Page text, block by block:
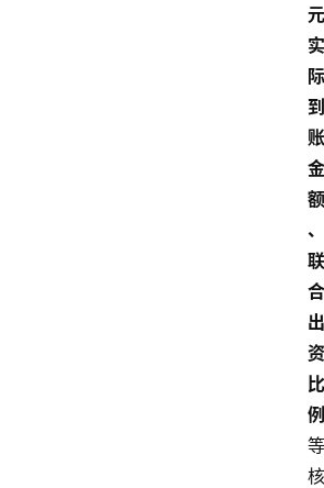
元
实
际
到
账
金
额
、
联
合
出
资
比
例
等
核